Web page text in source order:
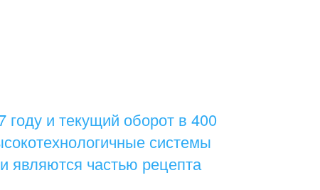
и текущий оборот в 400
системы
являются частью рецепта